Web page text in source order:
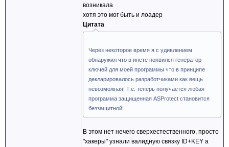
возникала
хотя это мог быть и лоадер
Цитата
Через некоторое время я с удивлением
обнаружил что в инете появился генератор
ключей для моей программы что в принципе
декларировалось разработчиками как вещь
невозможная! Т.е. теперь получается любая
программа защищенная ASProtect становится
беззащитной!
В этом нет нечего сверхестественного, просто
"хакеры" узнали валидную связку ID+KEY а